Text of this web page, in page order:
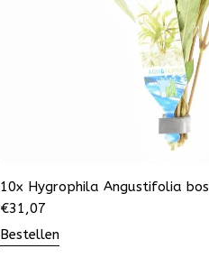
10x Hygrophila Angustifolia bos
€31,07
Bestellen